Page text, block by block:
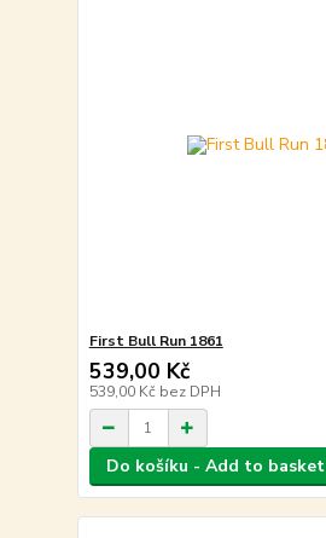
First Bull Run 1861
539,00 Kč
539,00 Kč bez DPH
Do košíku - Add to basket